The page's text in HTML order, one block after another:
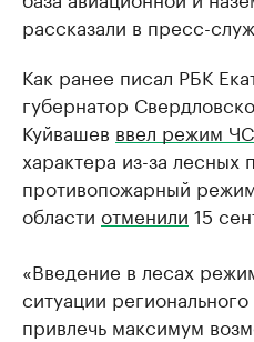
рассказали в пресс-
Как ранее писал РБК
губернатор
Куйвашев ввел режим ЧС
характера из-за
противопожарный
области отменили 15
«Введение в лесах
ситуации
привлечь максимум